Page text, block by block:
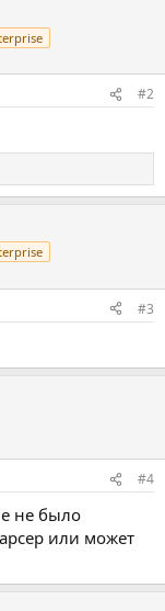
#2
#3
#4
не было
или может